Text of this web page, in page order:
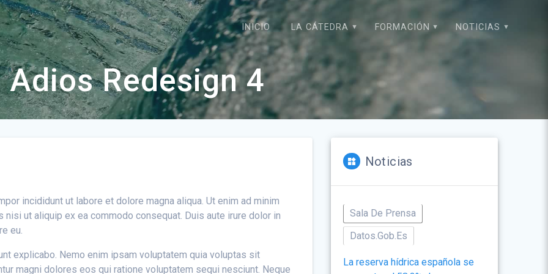
INICIO LA CÁTEDRA FORMACIÓN NOTICIAS
Adios Redesign 4
incididunt ut labore et dolore magna aliqua. Ut enim ad minim
nisi ut aliquip ex ea commodo consequat. Duis aute irure dolor in
eu.
explicabo. Nemo enim ipsam voluptatem quia voluptas sit
magni dolores eos qui ratione voluptatem sequi nesciunt. Neque
Noticias
Sala De Prensa
Datos.gob.es
La reserva hídrica española se